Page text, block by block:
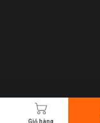
Giỏ hàng
Tiến hành thanh toán